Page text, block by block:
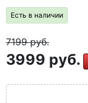
Есть в наличии
7199руб.
3999 руб.